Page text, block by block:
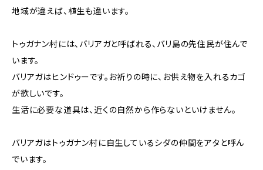
地域が違えば、植生も違います。
トゥガナン村には、バリアガと呼ばれる、バリ島の先住民が住んで
います。
バリアガはヒンドゥーです。お祈りの時に、お供え物を入れるカゴ
が欲しいです。
生活に必要な道具は、近くの自然から作らないといけません。
バリアガはトゥガナン村に自生しているシダの仲間をアタと呼ん
でいます。